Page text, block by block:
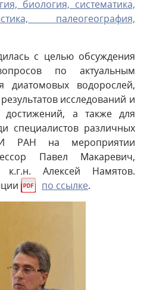
биология, систематика,
палеогеография,
с целью обсуждения
по актуальным
диатомовых водорослей,
исследований и
достижений, а также для
специалистов различных
РАН на мероприятии
Павел Макаревич,
Алексей Намятов.
по ссылке.